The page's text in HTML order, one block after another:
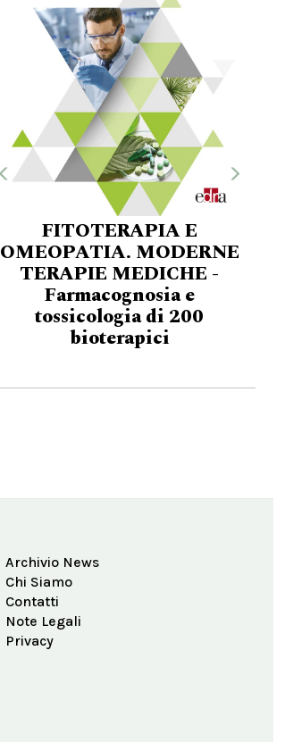
FITOTERAPIA E
OMEOPATIA. MODERNE
TERAPIE MEDICHE -
Farmacognosia e
tossicologia di 200
bioterapici
Archivio News
Chi Siamo
Contatti
Note Legali
Privacy